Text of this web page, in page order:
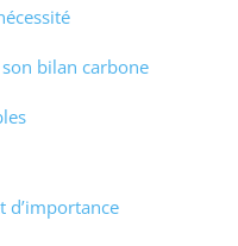
bilan carbone
d’importance